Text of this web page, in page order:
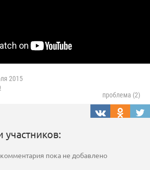
2015
проблема (2)
пока не добавлено